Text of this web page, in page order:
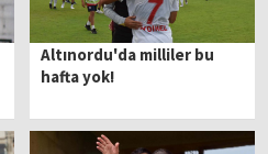
Altınordu'da milliler bu
hafta yok!